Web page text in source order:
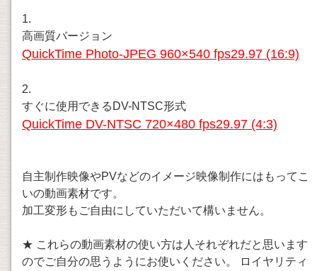
1.
高画質バージョン
QuickTime Photo-JPEG 960×540 fps29.97 (16:9)
2.
すぐに使用できるDV-NTSC形式
QuickTime DV-NTSC 720×480 fps29.97 (4:3)
自主制作映像やPVなどのイメージ映像制作にはもってこ
いの動画素材です。
加工変形もご自由にしていただいて構いません。
★ これらの動画素材の使い方は人それぞれだと思います
のでご自分の思うようにお使いください。 ロイヤリティ